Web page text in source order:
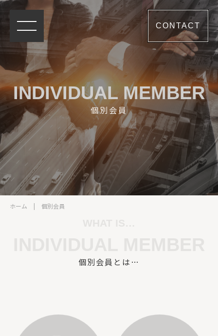
CONTACT
INDIVIDUAL MEMBER
個別会員
ホーム | 個別会員
個別会員とは…